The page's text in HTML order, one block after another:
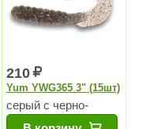
210
Yum YWG365 3" (15шт)
серый с черно-
белыми блестками